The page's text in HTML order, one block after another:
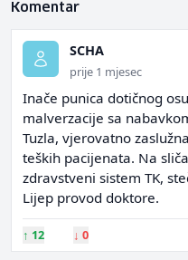
Komentar
SCHA
prije 1 mjesec
Inače punica dotičnog
malverzacije sa
Tuzla, vjerovatno
teških pacijenata. Na
zdravstveni sistem TK,
Lijep provod doktore.
↑ 12 ↓ 0